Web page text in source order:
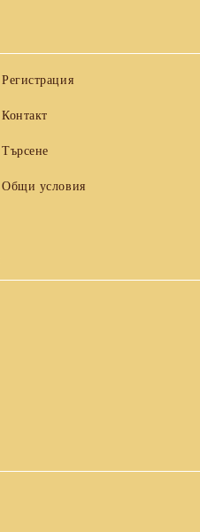
Регистрация
Контакт
Търсене
Общи условия